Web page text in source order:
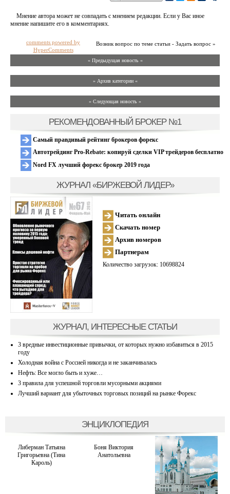
Мнение автора может не совпадать с мнением редакции. Если у Вас иное
мнение напишите его в комментариях.
Возник вопрос по теме статьи - Задать вопрос »
comments powered by
HyperComments
« Предыдущая новость «
» Архив категории «
» Следующая новость »
РЕКОМЕНДОВАННЫЙ БРОКЕР №1
Самый правдивый рейтинг брокеров форекс
Автотрейдинг Pro-Rebate: копируй сделки VIP трейдеров бесплатно
Nord FX лучший форекс брокер 2019 года
ЖУРНАЛ «БИРЖЕВОЙ ЛИДЕР»
Читать онлайн
Скачать номер
Архив номеров
Партнерам
Количество загрузок: 10698824
ЖУРНАЛ, ИНТЕРЕСНЫЕ СТАТЬИ
3 вредные инвестиционные привычки, от которых нужно избавиться в 2015
году
Холодная война с Россией никогда и не заканчивалась
Нефть: Все могло быть и хуже…
3 правила для успешной торговли мусорными акциями
Лучший вариант для убыточных торговых позиций на рынке Форекс
ЭНЦИКЛОПЕДИЯ
Либерман Татьяна
Григорьевна (Тина
Кароль)
Боня Виктория
Анатольевна